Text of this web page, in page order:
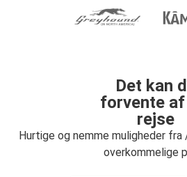
Det kan
forvente
rejse
Hurtige og nemme muligheder
overkommelige